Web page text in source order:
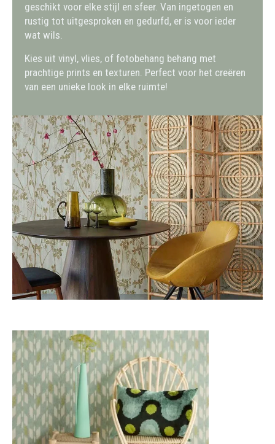
geschikt voor elke stijl en sfeer. Van ingetogen en
rustig tot uitgesproken en gedurfd, er is voor ieder
wat wils.
Kies uit vinyl, vlies, of fotobehang behang met
prachtige prints en texturen. Perfect voor het creëren
van een unieke look in elke ruimte!